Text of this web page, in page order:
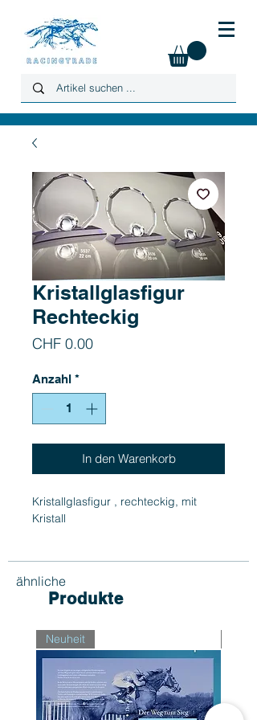
Kristallglasfigur
Rechteckig
CHF 0.00Preis
Anzahl *
In den Warenkorb
Kristallglasfigur , rechteckig, mit
Kristall
ähnliche
Produkte
Neuheit